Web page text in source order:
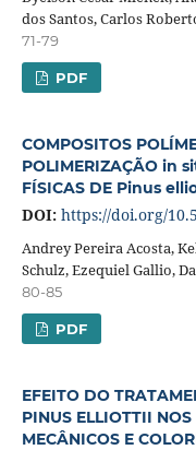
dos Santos, Carlos
71-79
PDF
COMPOSITOS
POLIMERIZAÇÃO in
FÍSICAS DE Pinus
DOI: https://doi.org/
Andrey Pereira Acosta,
Schulz, Ezequiel Gallio,
80-85
PDF
EFEITO DO
PINUS ELLIOTTII
MECÂNICOS E